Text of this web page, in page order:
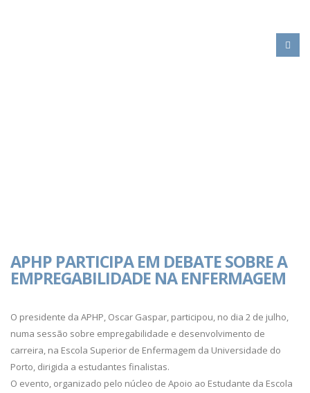
APHP PARTICIPA EM DEBATE SOBRE A
EMPREGABILIDADE NA ENFERMAGEM
O presidente da APHP, Oscar Gaspar, participou, no dia 2 de julho,
numa sessão sobre empregabilidade e desenvolvimento de
carreira, na Escola Superior de Enfermagem da Universidade do
Porto, dirigida a estudantes finalistas.
O evento, organizado pelo núcleo de Apoio ao Estudante da Escola